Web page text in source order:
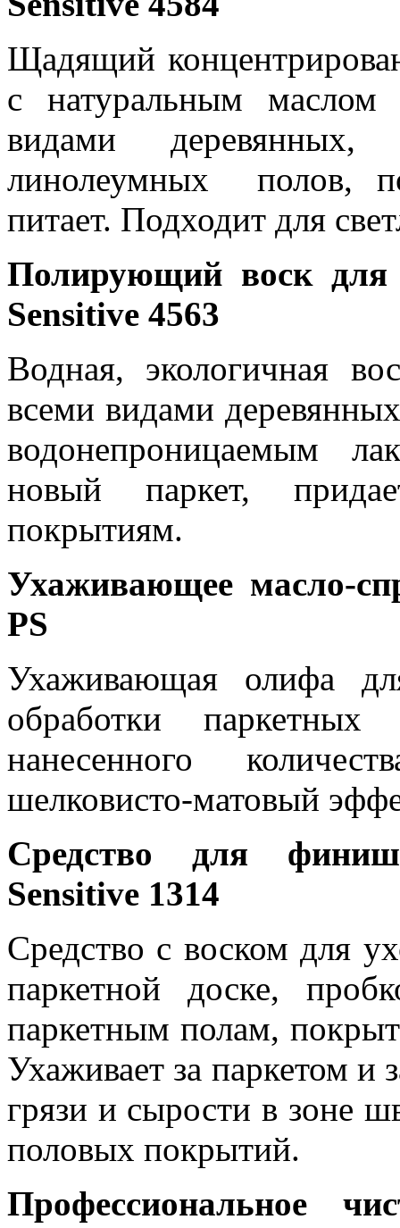
Щадящий
с натуральным
видами
линолеумных полов,
питает. Подходит для
Полирующий воск для
Sensitive 4563
Водная, экологичная
всеми видами
водонепроницаемым
новый паркет,
покрытиям.
Ухаживающее масло-
PS
Ухаживающая олифа
обработки
нанесенного
шелковисто-матовый
Средство для
Sensitive 1314
Средство с воском для
паркетной доске,
паркетным полам,
Ухаживает за паркетом и
грязи и сырости в зоне
половых покрытий.
Профессиональное